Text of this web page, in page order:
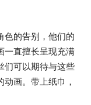
色的告别，他们的
一直擅长呈现充满
们可以期待与这些
画。带上纸巾，